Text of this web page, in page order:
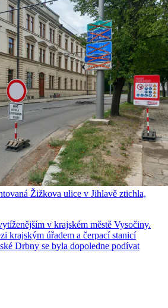
Žižkova ulice v Jihlavě ztichla,
v krajském městě Vysočiny.
krajským úřadem a čerpací stanicí
Drbny se byla dopoledne podívat